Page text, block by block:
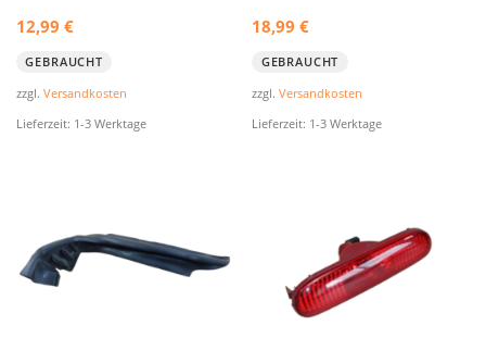
12,99 €
GEBRAUCHT
zzgl. Versandkosten
Lieferzeit: 1-3 Werktage
18,99€
GEBRAUCHT
zzgl.Versandkosten
Lieferzeit: 1-3 Werktage